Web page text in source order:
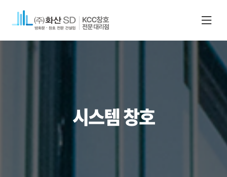
시스템 창호